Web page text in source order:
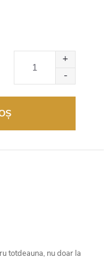
totdeauna, nu doar la